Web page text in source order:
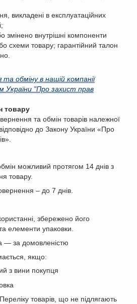
викладені в експлуатаційних
змінено внутрішні компоненти
схеми товару; гарантійний талон
обміну в нашій компанії
України "Про захист прав
товару
та обмін товарів належної
до Закону України «Про
можливий протягом 14 днів з
товару.
– до 7 днів.
збережено його
елементи упаковки.
— за домовленістю
якщо:
з вини покупця
товарів, що не підлягають